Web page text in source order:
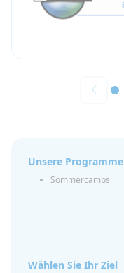
Unsere Programme
Sommercamps
Wählen Sie Ihr Ziel